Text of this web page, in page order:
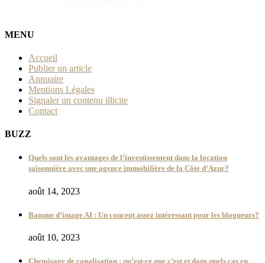
MENU
Accueil
Publier un article
Annuaire
Mentions Légales
Signaler un contenu illicite
Contact
BUZZ
Quels sont les avantages de l’investissement dans la location
saisonnière avec une agence immobilière de la Côte d’Azur?
août 14, 2023
Banque d’image AI : Un concept assez intéressant pour les blogueurs?
août 10, 2023
Chemisage de canalisation : qu’est-ce que c’est et dans quels cas en